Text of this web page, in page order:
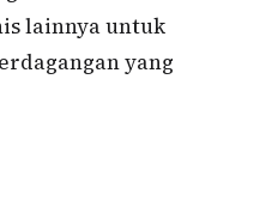
lainnya untuk
yang